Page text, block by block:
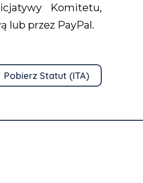
Komitetu,
lub przez PayPal.
Pobierz Statut (ITA)